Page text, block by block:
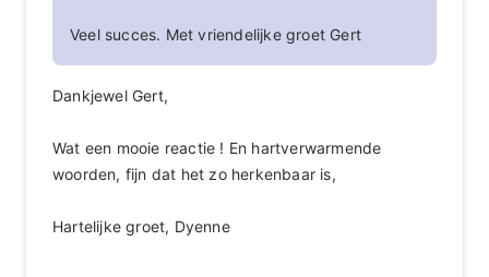
Veel succes. Met vriendelijke groet Gert
Dankjewel Gert,
Wat een mooie reactie ! En hartverwarmende
woorden, fijn dat het zo herkenbaar is,
Hartelijke groet, Dyenne